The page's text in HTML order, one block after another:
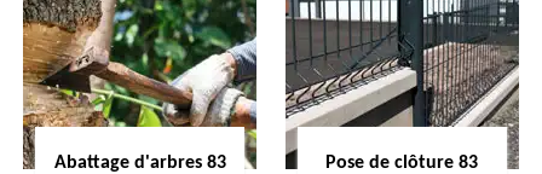
Abattage d'arbres 83 Pose de clôture 83